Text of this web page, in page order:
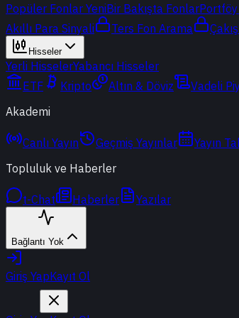
Popüler Fonlar YeniBir Bakışta Fonlar
Akıllı Para Sinyali
Ters Fon Arama
Hisseler
Yerli HisselerYabancı Hisseler
ETF
Kripto Altın & Döviz Vadeli
Akademi
Canlı Yayın Geçmiş Yayınlar
Yayın
Topluluk ve Haberler
t-Chat Haberler Yazılar
Bağlantı Yok
Giriş YapKayıt Ol